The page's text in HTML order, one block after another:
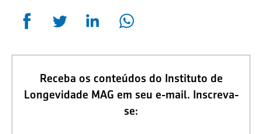
Receba os conteúdos do Instituto de
Longevidade MAG em seu e-mail. Inscreva-
se: